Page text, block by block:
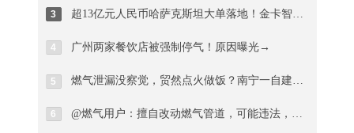
式累计退费4.56万元。截至
费88.45万元，惠及群众4000
超13亿元人民币哈萨克斯坦大单落地！金卡智能国际化战略迎来关键突破
广州两家餐饮店被强制停气！原因曝光→
燃气泄漏没察觉，贸然点火做饭？南宁一自建房发生爆燃，一男子被烧伤！日常用气记住8要8不要
@燃气用户：擅自改动燃气管道，可能违法，甚至触犯刑法！
3
4
5
6